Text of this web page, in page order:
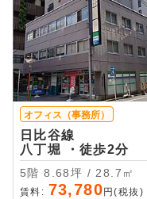
オフィス（事務所）
日比谷線
八丁堀 ・徒歩2分
5階 8.68坪 / 28.7㎡
賃料: 73,780 円(税抜)